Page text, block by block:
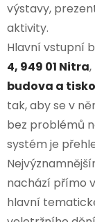
výstavy,
aktivity.
Hlavní vstupní
4, 949 01 Nitra
budova a
tak, aby se v
bez problémů
systém je
nachází přímo
hlavní